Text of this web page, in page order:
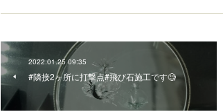
2022.01.25 09:35
#隣接2ヶ所に打撃点#飛び石施工です🧐